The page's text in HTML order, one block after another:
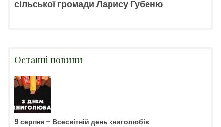
сільської громади Ларису Губеню
Останні новини
9 серпня – Всесвітній день книголюбів